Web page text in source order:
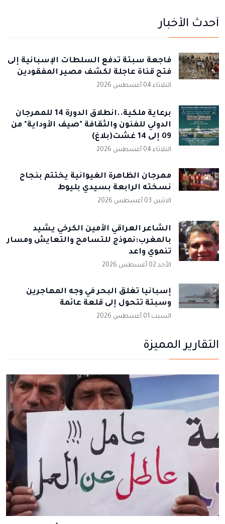
أحدث الأخبار
فاجعة سبتة تدفع السلطات الإسبانية إلى
فتح قناة عاجلة لكشف مصير المفقودين
الثلاثاء 04 أغسطس 2026
برعاية ملكية..انطلاق الدورة 14 للمهرجان
الدولي للفنون والثقافة "صيف الأوداية" من
09 إلى 14 غشت(بلاغ)
الثلاثاء 04 أغسطس 2026
مهرجان الظاهرة الغيوانية يختتم بنجاح
نسخته الرابعة بسيدي بليوط
الاثنين 03 أغسطس 2026
الشاعر العراقي الأمين الكرخي يشيد
بالمغرب:نموذج للتسامح والتعايش ومسار
تنموي واعد
الأحد 02 أغسطس 2026
إسبانيا تُغلق البحر في وجه المهاجرين
وسبتة تتحول إلى قلعة عائمة
السبت 01 أغسطس 2026
التقارير المميزة